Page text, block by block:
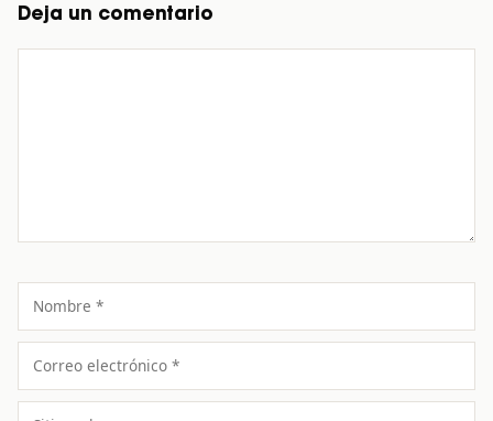
Deja un comentario
Nombre
Correo
electrónico
Sitio